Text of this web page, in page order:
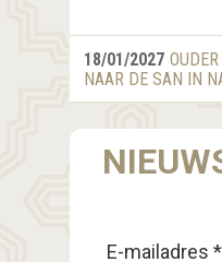
18/01/2027
NAAR DE SAN IN
E-mailadres *